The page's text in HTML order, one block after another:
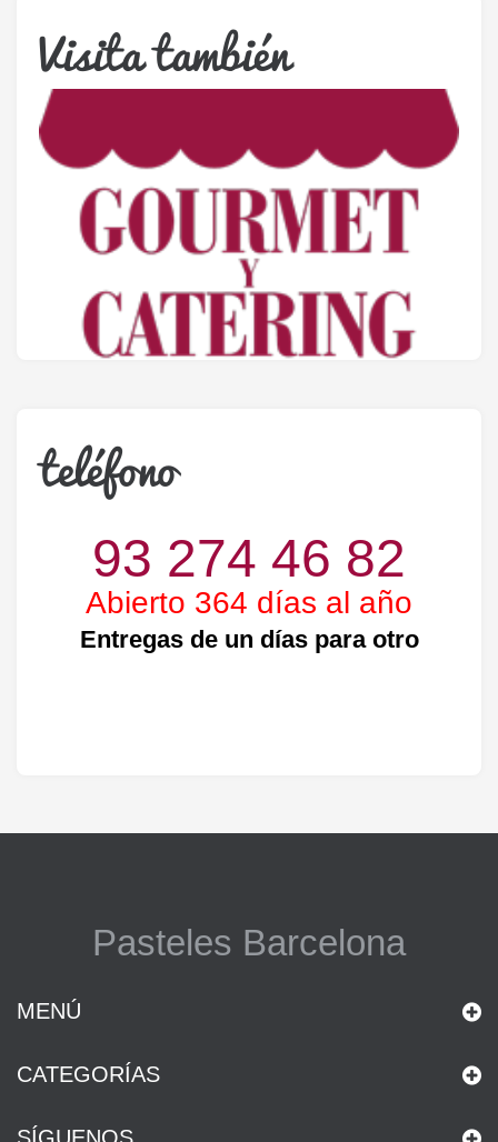
Únete a nuestra cuenta oficial de instagram.
Visita también
teléfono
93 274 46 82
Abierto 364 días al año
Entregas de un días para otro
Pasteles Barcelona
MENÚ
CATEGORÍAS
SÍGUENOS